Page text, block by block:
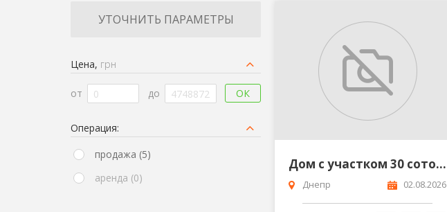
УТОЧНИТЬ ПАРАМЕТРЫ
Цена, грн
от до ОК
Операция:
продажа (5)
аренда (0)
Дом с участком 30 соток в селе Шевченко всего 20 км от Днепра
Днепр 02.08.2026